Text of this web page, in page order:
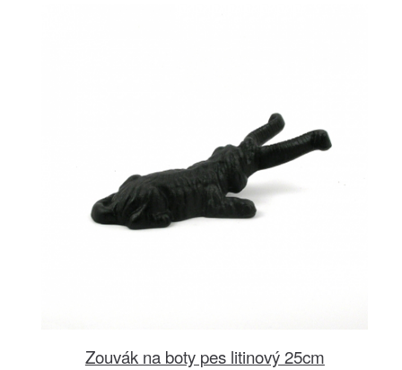
Zouvák na boty pes litinový 25cm